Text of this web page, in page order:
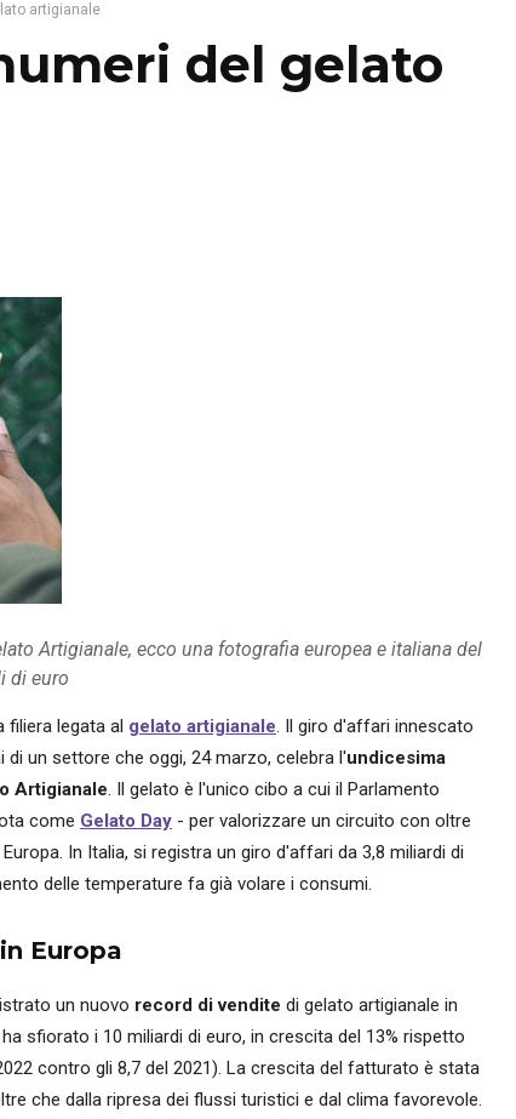
artigianale
del gelato
Artigianale, ecco una fotografia europea e italiana del
di euro
filiera legata al gelato artigianale. Il giro d'affari innescato
un settore che oggi, 24 marzo, celebra l'undicesima
Artigianale. Il gelato è l'unico cibo a cui il Parlamento
come Gelato Day - per valorizzare un circuito con oltre
In Italia, si registra un giro d'affari da 3,8 miliardi di
delle temperature fa già volare i consumi.
Europa
un nuovo record di vendite di gelato artigianale in
sfiorato i 10 miliardi di euro, in crescita del 13% rispetto
contro gli 8,7 del 2021). La crescita del fatturato è stata
che dalla ripresa dei flussi turistici e dal clima favorevole.